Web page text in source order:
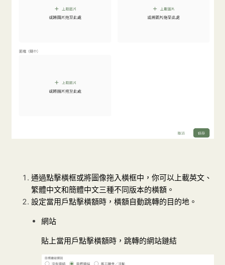
通過點擊橫框或將圖像拖入橫框中，你可以上載英文、
繁體中文和簡體中文三種不同版本的橫額。
設定當用戶點擊橫額時，橫額自動跳轉的目的地。
網站
貼上當用戶點擊橫額時，跳轉的網站鏈結